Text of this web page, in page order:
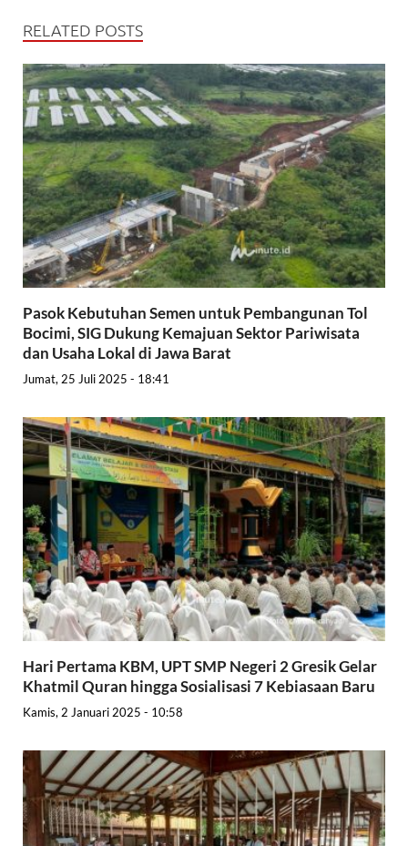
RELATED POSTS
Pasok Kebutuhan Semen untuk Pembangunan Tol
Bocimi, SIG Dukung Kemajuan Sektor Pariwisata
dan Usaha Lokal di Jawa Barat
Jumat, 25 Juli 2025 - 18:41
Hari Pertama KBM, UPT SMP Negeri 2 Gresik Gelar
Khatmil Quran hingga Sosialisasi 7 Kebiasaan Baru
Kamis, 2 Januari 2025 - 10:58